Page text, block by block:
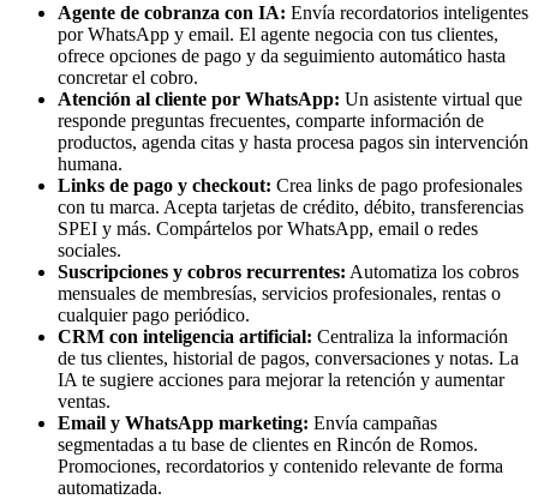
Agente de cobranza con IA: Envía recordatorios inteligentes
por WhatsApp y email. El agente negocia con tus clientes,
ofrece opciones de pago y da seguimiento automático hasta
concretar el cobro.
Atención al cliente por WhatsApp: Un asistente virtual que
responde preguntas frecuentes, comparte información de
productos, agenda citas y hasta procesa pagos sin intervención
humana.
Links de pago y checkout: Crea links de pago profesionales
con tu marca. Acepta tarjetas de crédito, débito, transferencias
SPEI y más. Compártelos por WhatsApp, email o redes
sociales.
Suscripciones y cobros recurrentes: Automatiza los cobros
mensuales de membresías, servicios profesionales, rentas o
cualquier pago periódico.
CRM con inteligencia artificial: Centraliza la información
de tus clientes, historial de pagos, conversaciones y notas. La
IA te sugiere acciones para mejorar la retención y aumentar
ventas.
Email y WhatsApp marketing: Envía campañas
segmentadas a tu base de clientes en Rincón de Romos.
Promociones, recordatorios y contenido relevante de forma
automatizada.